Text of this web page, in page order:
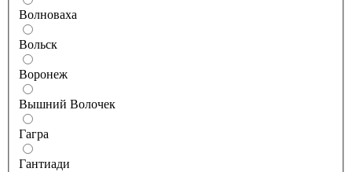
Волноваха
Вольск
Воронеж
Вышний Волочек
Гагра
Гантиади